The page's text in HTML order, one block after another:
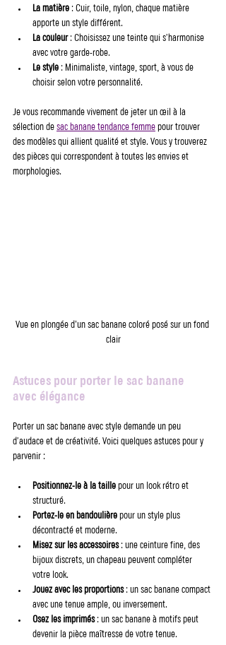
La matière : Cuir, toile, nylon, chaque matière
apporte un style différent.
La couleur : Choisissez une teinte qui s’harmonise
avec votre garde-robe.
Le style : Minimaliste, vintage, sport, à vous de
choisir selon votre personnalité.
Je vous recommande vivement de jeter un œil à la
sélection de sac banane tendance femme pour trouver
des modèles qui allient qualité et style. Vous y trouverez
des pièces qui correspondent à toutes les envies et
morphologies.
Vue en plongée d'un sac banane coloré posé sur un fond
clair
Astuces pour porter le sac banane
avec élégance
Porter un sac banane avec style demande un peu
d’audace et de créativité. Voici quelques astuces pour y
parvenir :
Positionnez-le à la taille pour un look rétro et
structuré.
Portez-le en bandoulière pour un style plus
décontracté et moderne.
Misez sur les accessoires : une ceinture fine, des
bijoux discrets, un chapeau peuvent compléter
votre look.
Jouez avec les proportions : un sac banane compact
avec une tenue ample, ou inversement.
Osez les imprimés : un sac banane à motifs peut
devenir la pièce maîtresse de votre tenue.